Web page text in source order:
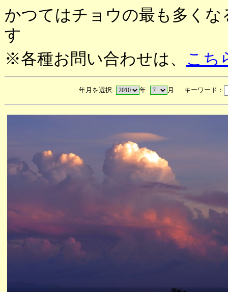
かつてはチョウの最も多く
す
※各種お問い合わせは、 こち
年月を選択 年 月 キーワード：